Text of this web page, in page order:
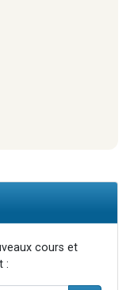
cours et
: